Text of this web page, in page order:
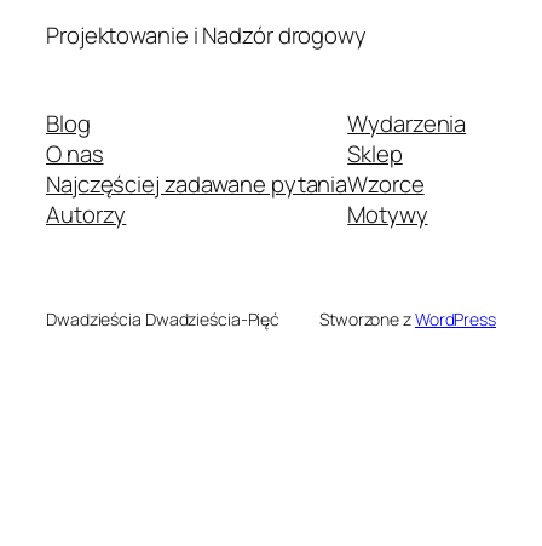
Projektowanie i Nadzór drogowy
Blog
O nas
Najczęściej zadawane pytania
Autorzy
Wydarzenia
Sklep
Wzorce
Motywy
Dwadzieścia Dwadzieścia-Pięć Stworzone zWordPress